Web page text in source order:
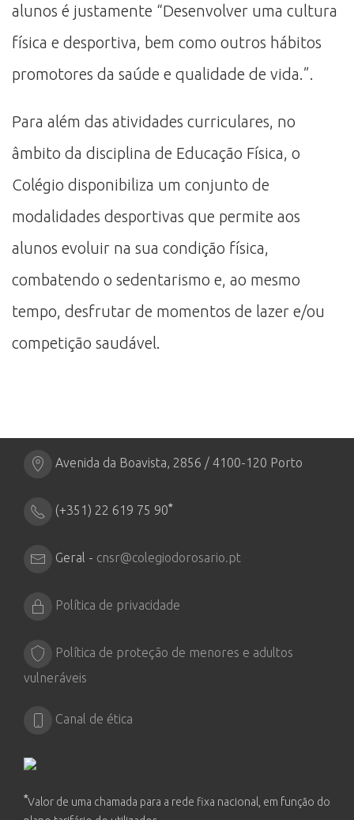
alunos é justamente “Desenvolver uma cultura
física e desportiva, bem como outros hábitos
promotores da saúde e qualidade de vida.”.
Para além das atividades curriculares, no
âmbito da disciplina de Educação Física, o
Colégio disponibiliza um conjunto de
modalidades desportivas que permite aos
alunos evoluir na sua condição física,
combatendo o sedentarismo e, ao mesmo
tempo, desfrutar de momentos de lazer e/ou
competição saudável.
Avenida da Boavista, 2856 / 4100-120 Porto
(+351) 22 619 75 90*
Geral - cnsr@colegiodorosario.pt
Política de privacidade
Política de proteção de menores e adultos
vulneráveis
Canal de ética
*Valor de uma chamada para a rede fixa nacional, em função do